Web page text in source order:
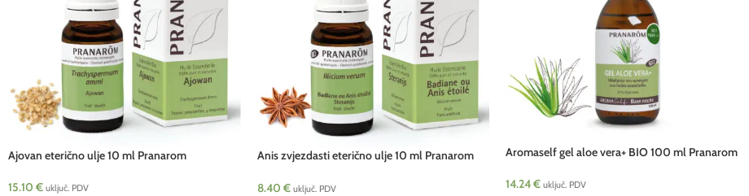
Ajovan eterično ulje 10 ml Pranarom
15.10 € uključ. PDV
Anis zvjezdasti eterično ulje 10 ml Pranarom
8.40 € uključ. PDV
Aromaself gel aloe vera+ BIO 100 ml Pranarom
14.24€ uključ. PDV